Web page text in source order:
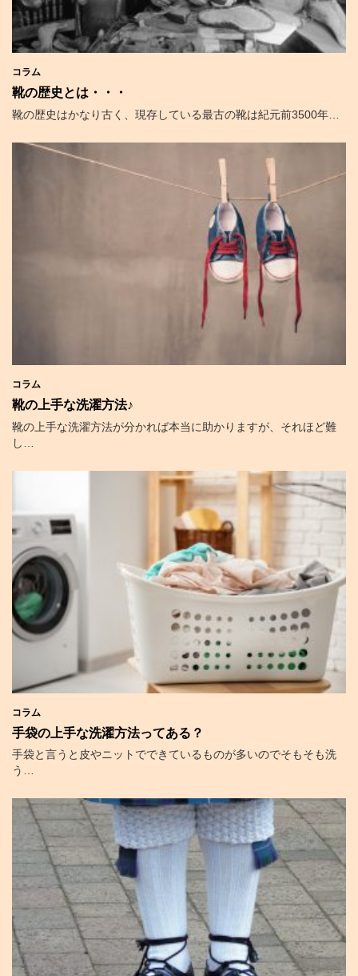
コラム
靴の歴史とは・・・
靴の歴史はかなり古く、現存している最古の靴は紀元前3500年…
コラム
靴の上手な洗濯方法♪
靴の上手な洗濯方法が分かれば本当に助かりますが、それほど難
し…
コラム
手袋の上手な洗濯方法ってある？
手袋と言うと皮やニットでできているものが多いのでそもそも洗
う…